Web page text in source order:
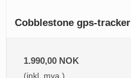
Cobblestone gps-tracker
1.990,00 NOK
(inkl. mva.)